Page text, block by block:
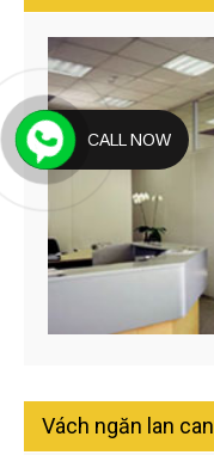
Vách ngăn lan can
CALL NOW